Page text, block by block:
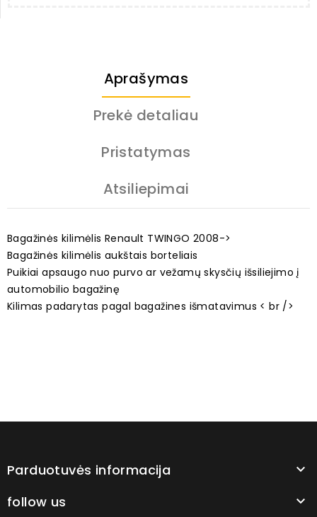
Aprašymas
Prekė detaliau
Pristatymas
Atsiliepimai
Bagažinės kilimėlis Renault TWINGO 2008->
Bagažinės kilimėlis aukštais borteliais
Puikiai apsaugo nuo purvo ar vežamų skysčių išsiliejimo į
automobilio bagažinę
Kilimas padarytas pagal bagažines išmatavimus < br />
Parduotuvės informacija 
follow us 